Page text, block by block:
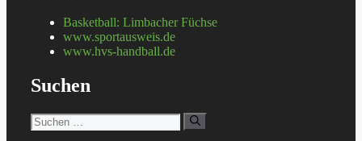
Basketball: Limbacher Füchse
www.sportausweis.de
www.hvs-handball.de
Suchen
Suchen
nach: